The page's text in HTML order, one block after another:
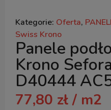
Kategorie: Oferta,
Swiss Krono
Panele
Krono
D40444
77,80 zł / m2